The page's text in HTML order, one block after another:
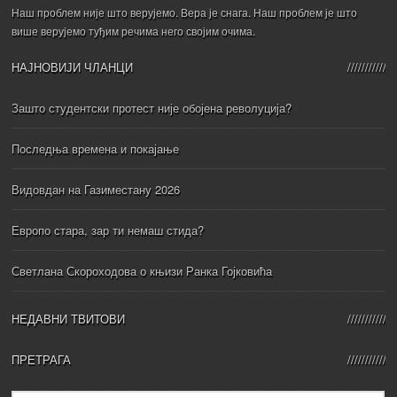
Наш проблем није што верујемо. Вера је снага. Наш проблем је што
више верујемо туђим речима него својим очима.
НАЈНОВИЈИ ЧЛАНЦИ
Зашто студентски протест није обојена револуција?
Последња времена и покајање
Видовдан на Газиместану 2026
Европо стара, зар ти немаш стида?
Светлана Скороходова о књизи Ранка Гојковића
НЕДАВНИ ТВИТОВИ
ПРЕТРАГА